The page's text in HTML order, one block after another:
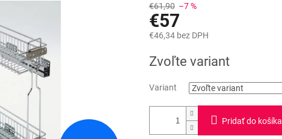
€61,90 –7 %
€57
€46,34 bez DPH
cena:
Zvoľte variant
Variant
Pridať do košíka